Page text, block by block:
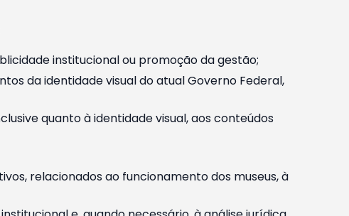
institucional ou promoção da gestão;
da identidade visual do atual Governo Federal,
quanto à identidade visual, aos conteúdos
relacionados ao funcionamento dos museus, à